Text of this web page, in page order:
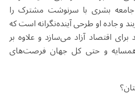
بشری با سرنوشت مشترک را
و جاده او طرحی آینده‌نگرانه است که
برای اقتصاد آزاد می‌سازد و علاوه بر
و حتی کل جهان فرصت‌های